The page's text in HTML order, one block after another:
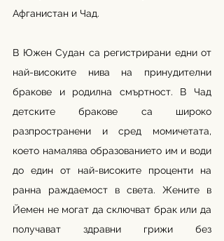
Афганистан и Чад.
В Южен Судан са регистрирани едни от
най-високите нива на принудителни
бракове и родилна смъртност. В Чад
детските бракове са широко
разпространени и сред момичетата,
което намалява образованието им и води
до един от най-високите проценти на
ранна раждаемост в света. Жените в
Йемен не могат да сключват брак или да
получават здравни грижи без